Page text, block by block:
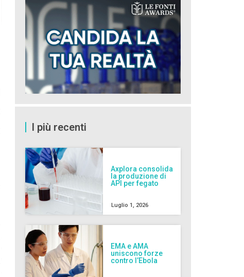
I più recenti
Axplora consolida
la produzione di
API per fegato
Luglio 1, 2026
EMA e AMA
uniscono forze
contro l’Ebola